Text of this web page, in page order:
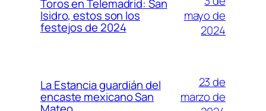
Toros en Telemadrid: San
Isidro, estos son los
festejos de 2024
mayo de
2024
La Estancia guardián del
encaste mexicano San
23 de
marzo de